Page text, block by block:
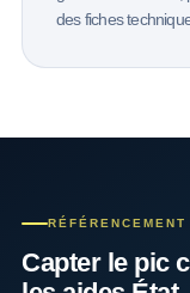
des fiches
Capter le pic